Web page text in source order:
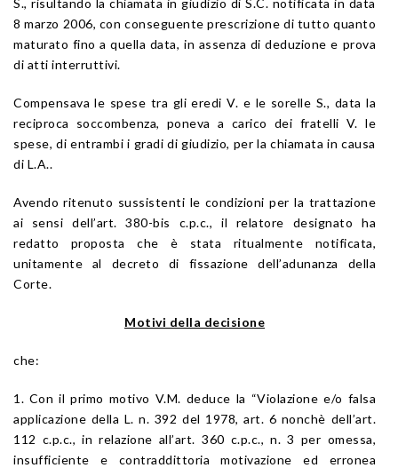
S., risultando la chiamata in giudizio di S.C. notificata in data
8 marzo 2006, con conseguente prescrizione di tutto quanto
maturato fino a quella data, in assenza di deduzione e prova
di atti interruttivi.
Compensava le spese tra gli eredi V. e le sorelle S., data la
reciproca soccombenza, poneva a carico dei fratelli V. le
spese, di entrambi i gradi di giudizio, per la chiamata in causa
di L.A..
Avendo ritenuto sussistenti le condizioni per la trattazione
ai sensi dell’art. 380-bis c.p.c., il relatore designato ha
redatto proposta che è stata ritualmente notificata,
unitamente al decreto di fissazione dell’adunanza della
Corte.
Motivi della decisione
che:
1. Con il primo motivo V.M. deduce la “Violazione e/o falsa
applicazione della L. n. 392 del 1978, art. 6 nonchè dell’art.
112 c.p.c., in relazione all’art. 360 c.p.c., n. 3 per omessa,
insufficiente e contraddittoria motivazione ed erronea